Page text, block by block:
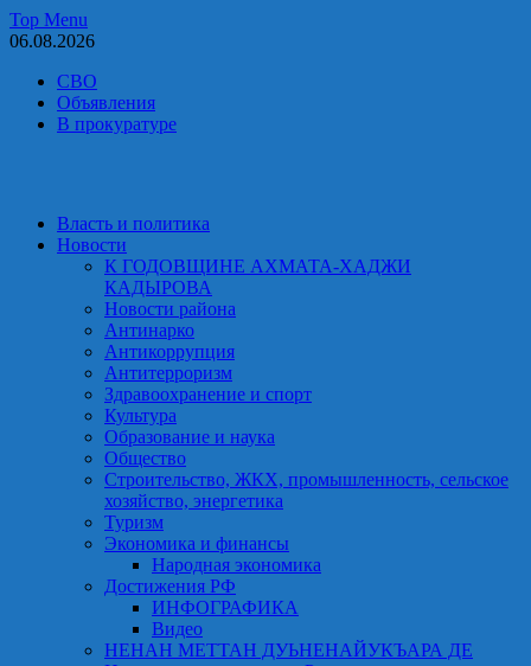
Skip
to
Top Menu
06.08.2026
СВО
Объявления
В прокуратуре
Власть и политика
Новости
К ГОДОВЩИНЕ АХМАТА-ХАДЖИ
КАДЫРОВА
Новости района
Антинарко
Антикоррупция
Антитерроризм
Здравоохранение и спорт
Культура
Образование и наука
Общество
Строительство, ЖКХ, промышленность, сельское
хозяйство, энергетика
Туризм
Экономика и финансы
Народная экономика
Достижения РФ
ИНФОГРАФИКА
Видео
НЕНАН МЕТТАН ДУЬНЕНАЙУКЪАРА ДЕ